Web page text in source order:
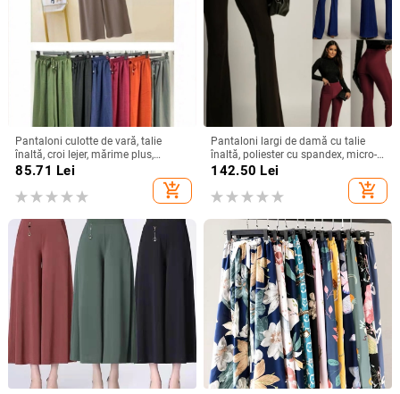
Pantaloni culotte de vară, talie
înaltă, croi lejer, mărime plus,
culoare uni, talie elastică, picioare
85.71 Lei
add_shopping_cart
Pantaloni largi de damă cu talie
înaltă, poliester cu spandex, micro-
elasticitate, stil street fashionista
142.50 Lei
add_shopping_cart